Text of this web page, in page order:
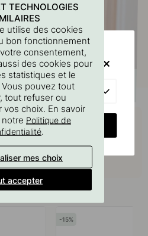
avec
similaires
15
TECHNOLOGIES
utilise des cookies
bon fonctionnement
consentement,
des cookies pour
statistiques et le
pouvez tout
tout refuser ou
vos choix. En savoir
Politique de
.
mes choix
accepter
VISIT?
COUNTRY